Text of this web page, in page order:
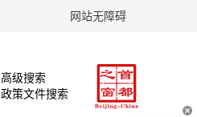
网站无障碍
高级搜索
政策文件搜索